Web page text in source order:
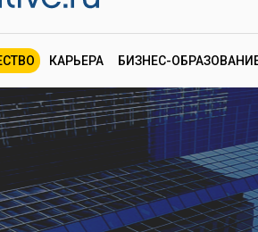
КАРЬЕРА БИЗНЕС-